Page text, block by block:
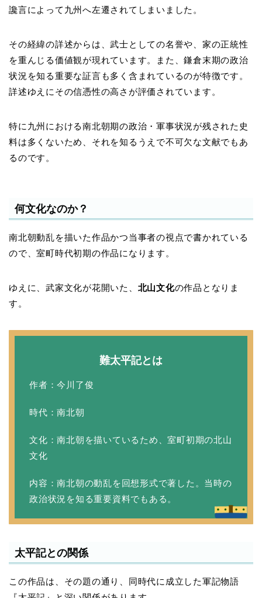
讒言によって九州へ左遷されてしまいました。
その経緯の詳述からは、武士としての名誉や、家の正統性
を重んじる価値観が現れています。また、鎌倉末期の政治
状況を知る重要な証言も多く含まれているのが特徴です。
詳述ゆえにその信憑性の高さが評価されています。
特に九州における南北朝期の政治・軍事状況が残された史
料は多くないため、それを知るうえで不可欠な文献でもあ
るのです。
何文化なのか？
南北朝動乱を描いた作品かつ当事者の視点で書かれている
ので、室町時代初期の作品になります。
ゆえに、武家文化が花開いた、 北山文化の作品となりま
す。
難太平記とは
作者：今川了俊
時代：南北朝
文化：南北朝を描いているため、室町初期の北山
文化
内容：南北朝の動乱を回想形式で著した。当時の
政治状況を知る重要資料でもある。
太平記との関係
この作品は、その題の通り、同時代に成立した軍記物語